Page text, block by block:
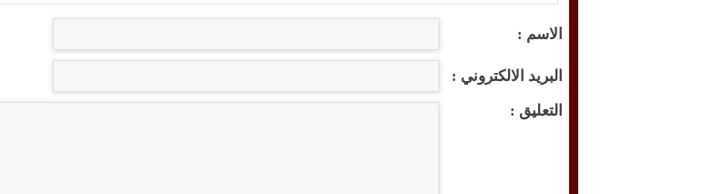
الاسم :
البريد الالكتروني :
التعليق :